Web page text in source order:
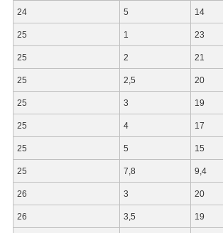
24 5 14
25 1 23
25 2 21
25 2,5 20
25 3 19
25 4 17
25 5 15
25 7,8 9,4
26 3 20
26 3,5 19